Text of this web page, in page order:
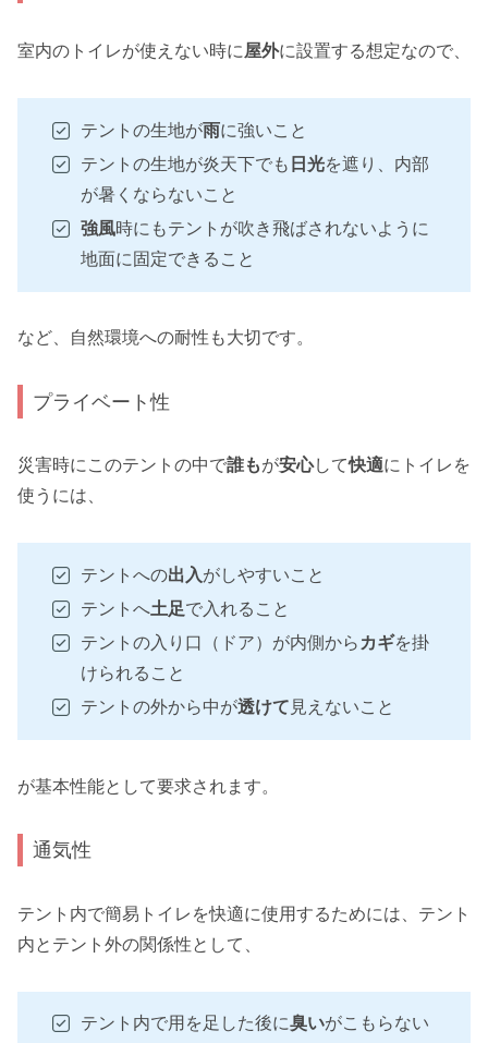
室内のトイレが使えない時に屋外に設置する想定なので、
テントの生地が雨に強いこと
テントの生地が炎天下でも 日光を遮り、内部
が暑くならないこと
強風時にもテントが吹き飛ばされないように
地面に固定できること
など、自然環境への耐性も大切です。
プライベート性
災害時にこのテントの中で誰もが安心して快適にトイレを
使うには、
テントへの出入がしやすいこと
テントへ土足で入れること
テントの入り口（ドア）が内側から カギを掛
けられること
テントの外から中が透けて 見えないこと
が基本性能として要求されます。
通気性
テント内で簡易トイレを快適に使用するためには、テント
内とテント外の関係性として、
テント内で用を足した後に臭いがこもらない